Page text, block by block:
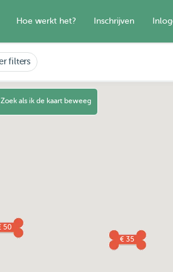
Hoe werkt het? Inschrijven
filters
50
€ 35
Zoek als ik de kaart beweeg